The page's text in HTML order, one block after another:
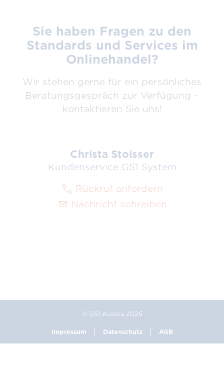
Sie haben Fragen zu den
Standards und Services im
Onlinehandel?
Wir stehen gerne für ein persönliches
Beratungsgespräch zur Verfügung –
kontaktieren Sie uns!
Christa Stoisser
Kundenservice GS1 System
Rückruf anfordern
Nachricht schreiben
© GS1 Austria 2026
Footer
Impressum Datenschutz AGB